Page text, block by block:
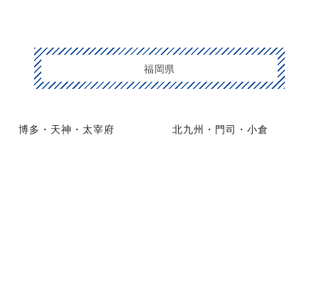
福岡県
博多・天神・太宰府 北九州・門司・小倉